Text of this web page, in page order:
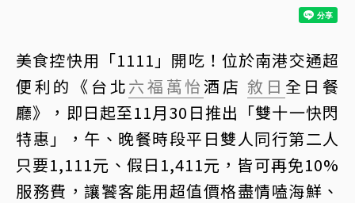
美食控快用「1111」開吃！位於南港交通超
便利的《台北六福萬怡 酒店敘日 全日餐
廳》，即日起至11月30日推出「雙十一快閃
特惠」，午、晚餐時段平日雙人同行第二人
只要1,111元、假日1,411元，皆可再免10%
服務費，讓饕客能用超值價格盡情嗑海鮮、